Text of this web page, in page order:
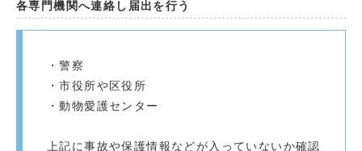
各専門機関へ連絡し届出を行う
・警察
・市役所や区役所
・動物愛護センター
上記に事故や保護情報などが入っていないか確認